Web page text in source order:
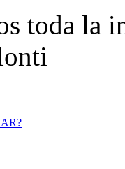
toda la